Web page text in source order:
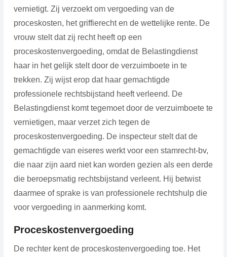
vernietigt. Zij verzoekt om vergoeding van de
proceskosten, het griffierecht en de wettelijke rente. De
vrouw stelt dat zij recht heeft op een
proceskostenvergoeding, omdat de Belastingdienst
haar in het gelijk stelt door de verzuimboete in te
trekken. Zij wijst erop dat haar gemachtigde
professionele rechtsbijstand heeft verleend. De
Belastingdienst komt tegemoet door de verzuimboete te
vernietigen, maar verzet zich tegen de
proceskostenvergoeding. De inspecteur stelt dat de
gemachtigde van eiseres werkt voor een stamrecht-bv,
die naar zijn aard niet kan worden gezien als een derde
die beroepsmatig rechtsbijstand verleent. Hij betwist
daarmee of sprake is van professionele rechtshulp die
voor vergoeding in aanmerking komt.
Proceskostenvergoeding
De rechter kent de proceskostenvergoeding toe. Het